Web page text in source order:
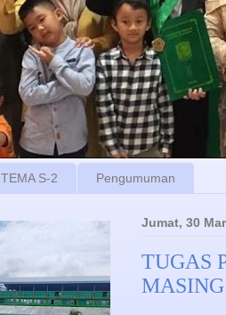
TEMA S-2 Pengumuman
Jumat, 30
TUGAS
MASING